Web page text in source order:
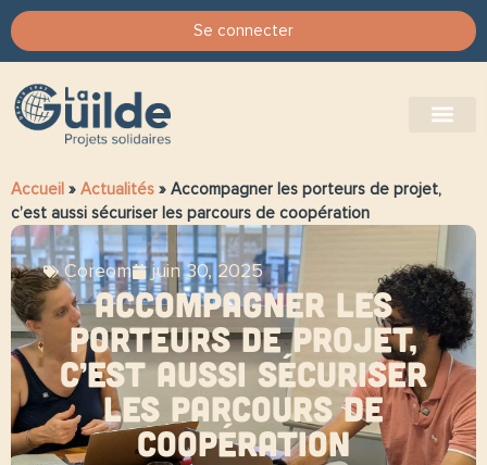
Se connecter
Accueil » Actualités » Accompagner les porteurs de projet,
c’est aussi sécuriser les parcours de coopération
Coreom juin 30, 2025
Accompagner les
porteurs de projet,
c’est aussi sécuriser
les parcours de
coopération